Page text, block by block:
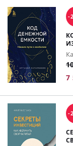
-
7
-